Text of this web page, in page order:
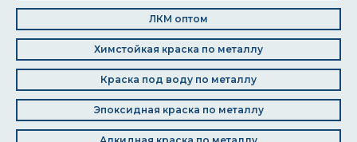
ЛКМ оптом
Химстойкая краска по металлу
Краска под воду по металлу
Эпоксидная краска по металлу